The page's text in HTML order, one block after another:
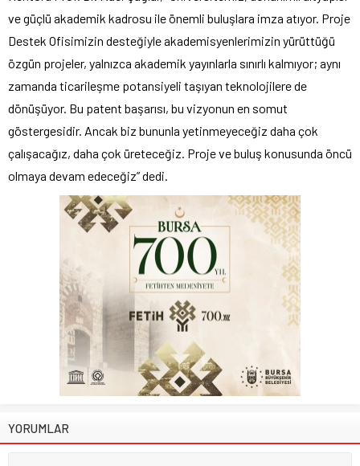
ve güçlü akademik kadrosu ile önemli buluşlara imza atıyor. Proje
Destek Ofisimizin desteğiyle akademisyenlerimizin yürüttüğü
özgün projeler, yalnızca akademik yayınlarla sınırlı kalmıyor; aynı
zamanda ticarileşme potansiyeli taşıyan teknolojilere de
dönüşüyor. Bu patent başarısı, bu vizyonun en somut
göstergesidir. Ancak biz bununla yetinmeyeceğiz daha çok
çalışacağız, daha çok üreteceğiz. Proje ve buluş konusunda öncü
olmaya devam edeceğiz” dedi.
YORUMLAR